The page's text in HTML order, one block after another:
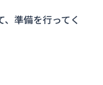
準備を行ってく